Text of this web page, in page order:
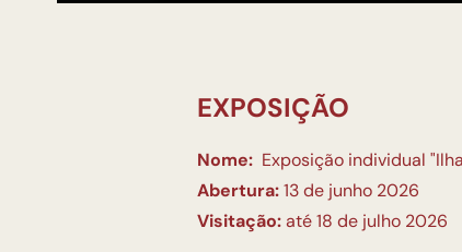
EXPOSIÇÃO
Nome: Exposição individual
Abertura:13 de junho 2026
Visitação:até 18 de julho 2026